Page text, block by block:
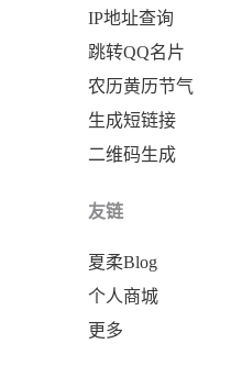
IP地址查询
跳转QQ名片
农历黄历节气
生成短链接
二维码生成
友链
夏柔Blog
个人商城
更多